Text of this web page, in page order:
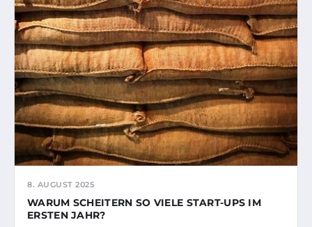
8. AUGUST 2025
WARUM SCHEITERN SO VIELE START-UPS IM
ERSTEN JAHR?